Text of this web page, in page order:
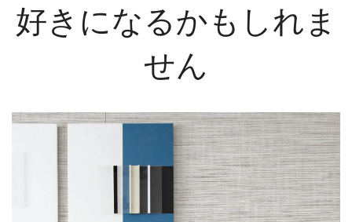
好きになるかもしれま
せん